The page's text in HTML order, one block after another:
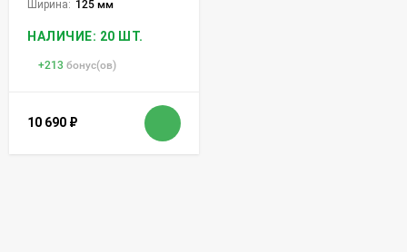
Ширина: 125 мм
НАЛИЧИЕ: 20 ШТ.
+213 бонус(ов)
10 690 ₽